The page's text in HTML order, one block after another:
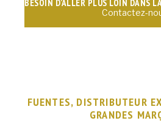
BESOIN D'ALLER PLUS LOIN DANS
Contactez-
FUENTES, DISTRIBUTEUR
GRANDES